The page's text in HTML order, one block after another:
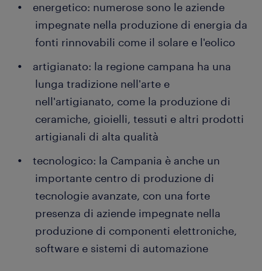
energetico: numerose sono le aziende
impegnate nella produzione di energia da
fonti rinnovabili come il solare e l'eolico
artigianato: la regione campana ha una
lunga tradizione nell'arte e
nell'artigianato, come la produzione di
ceramiche, gioielli, tessuti e altri prodotti
artigianali di alta qualità
tecnologico: la Campania è anche un
importante centro di produzione di
tecnologie avanzate, con una forte
presenza di aziende impegnate nella
produzione di componenti elettroniche,
software e sistemi di automazione